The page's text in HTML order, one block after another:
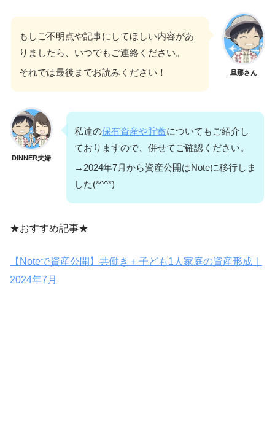
旦那さん
もしご不明点や記事にしてほしい内容があ
りましたら、いつでもご連絡ください。
それでは最後までお読みください！
DINNER夫婦
私達の保有資産や貯蓄についてもご紹介し
ておりますので、併せてご確認ください。
→2024年7月から資産公開はNoteに移行しま
した(*^^*)
★おすすめ記事★
【Noteで資産公開】共働き＋子ども1人家庭の資産形成｜
2024年7月